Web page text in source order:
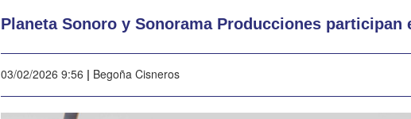
Planeta Sonoro y Sonorama Producciones participan
03/02/2026 9:56 | Begoña Cisneros